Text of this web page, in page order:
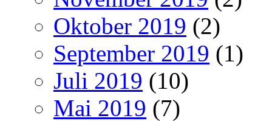
Oktober 2019 (2)
September 2019 (1)
Juli 2019 (10)
Mai 2019 (7)